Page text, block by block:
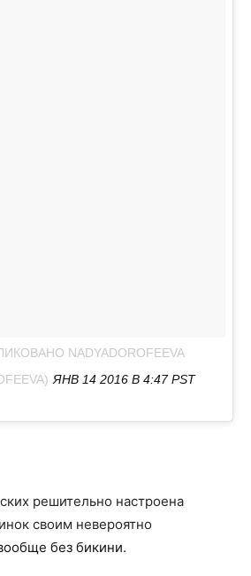
NADYADOROFEEVA
ЯНВ 14 2016 В 4:47 PST
решительно настроена
своим невероятно
без бикини.